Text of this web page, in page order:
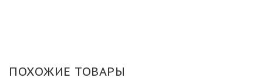
ПОХОЖИЕ ТОВАРЫ